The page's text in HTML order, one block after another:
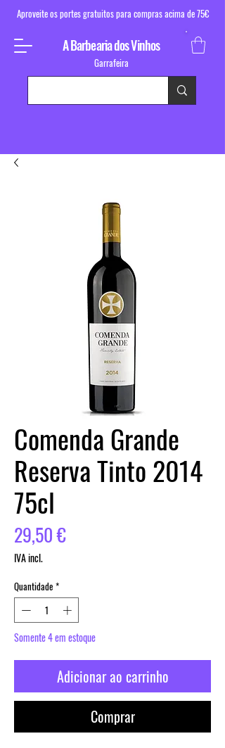
Aproveite os portes gratuitos para compras acima de 75€
A Barbearia dos Vinhos
Garrafeira
Comenda Grande
Reserva Tinto 2014
75cl
29,50 €Preço
IVA incl.
Quantidade *
Somente 4 em estoque
Adicionar ao carrinho
Comprar